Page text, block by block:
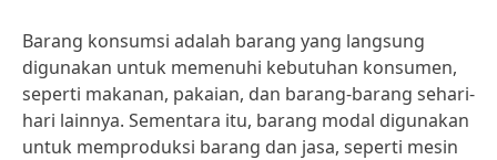
Barang konsumsi adalah barang yang langsung
digunakan untuk memenuhi kebutuhan konsumen,
seperti makanan, pakaian, dan barang-barang sehari-
hari lainnya. Sementara itu, barang modal digunakan
untuk memproduksi barang dan jasa, seperti mesin